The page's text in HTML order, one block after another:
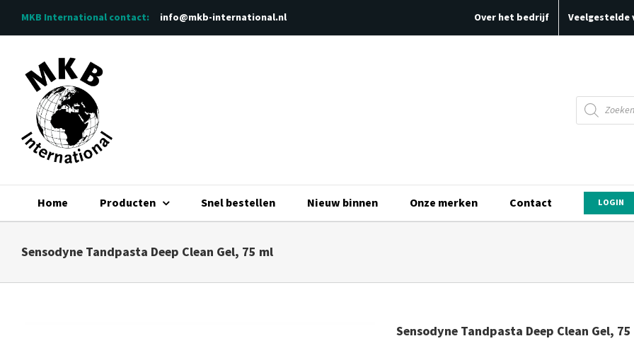
inhoud
MKB International contact: info@mkb-international.nl Over het bedrijf Veelgestelde
Producten
zoeken
Home Producten Snel bestellen Nieuw binnen Onze merken Contact LOGIN
Sensodyne Tandpasta Deep Clean Gel, 75 ml
Sensodyne Tandpasta Deep Clean Gel,